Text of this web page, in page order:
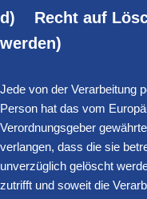
d) Recht auf
werden)
Jede von der Verarbeitung
Person hat das vom
Verordnungsgeber
verlangen, dass die sie
unverzüglich gelöscht
zutrifft und soweit die